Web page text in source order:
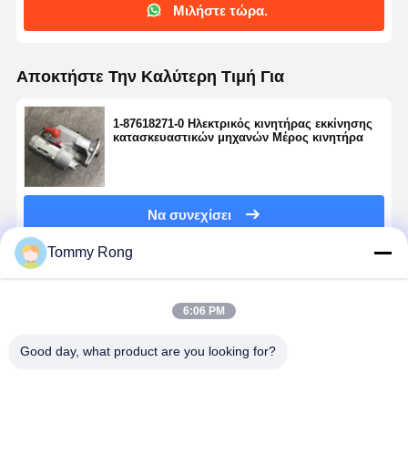
Μιλήστε τώρα.
Αποκτήστε Την Καλύτερη Τιμή Για
1-87618271-0 Ηλεκτρικός κινητήρας εκκίνησης
κατασκευαστικών μηχανών Μέρος κινητήρα
Να συνεχίσει
Συνιστώμενα Προϊόντα
Tommy Rong
6:06 PM
Good day, what product are you looking for?